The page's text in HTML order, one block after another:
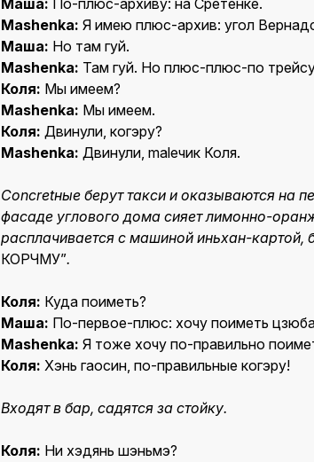
Маша: По-плюс-архиву: на Сретенке.
Mashenka: Я имею плюс-архив: угол
Маша: Но там гуй.
Mashenka: Там гуй. Но плюс-плюс-по
Коля: Мы имеем?
Mashenka: Мы имеем.
Коля: Двинули, когэру?
Mashenka: Двинули, maleчик Коля.
Concretные берут такси и оказываются на
фасаде углового дома сияет лимонно-
расплачивается с машиной иньхан-картой,
КОРЧМУ”.
Коля: Куда поиметь?
Маша: По-первое-плюс: хочу поиметь
Mashenka: Я тоже хочу по-правильно
Коля: Хэнь гаосин, по-правильные когэру!
Входят в бар, садятся за стойку.
Коля: Ни хэдянь шэньмэ?